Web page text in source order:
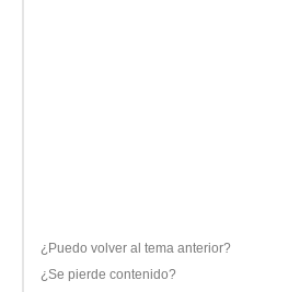
¿Puedo volver al tema anterior?
¿Se pierde contenido?